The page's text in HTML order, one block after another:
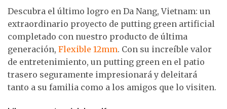
Descubra el último logro en Da Nang, Vietnam: un
extraordinario proyecto de putting green artificial
completado con nuestro producto de última
generación, Flexible 12mm. Con su increíble valor
de entretenimiento, un putting green en el patio
trasero seguramente impresionará y deleitará
tanto a su familia como a los amigos que lo visiten.